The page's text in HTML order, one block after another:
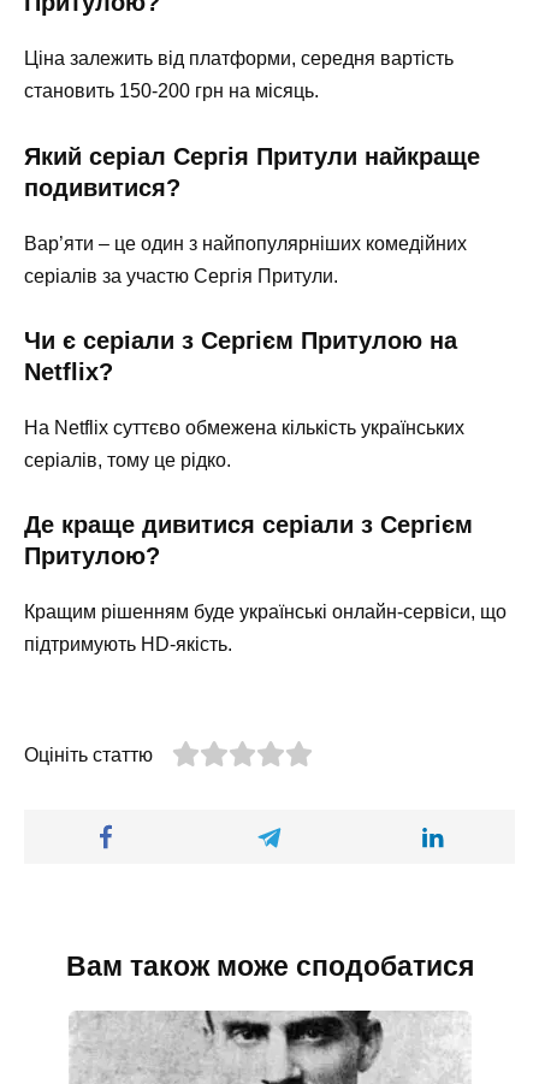
Ціна залежить від платформи, середня вартість
становить 150-200 грн на місяць.
Який серіал Сергія Притули найкраще
подивитися?
Вар’яти – це один з найпопулярніших комедійних
серіалів за участю Сергія Притули.
Чи є серіали з Сергієм Притулою на
Netflix?
На Netflix суттєво обмежена кількість українських
серіалів, тому це рідко.
Де краще дивитися серіали з Сергієм
Притулою?
Кращим рішенням буде українські онлайн-сервіси, що
підтримують HD-якість.
Оцініть статтю
Вам також може сподобатися